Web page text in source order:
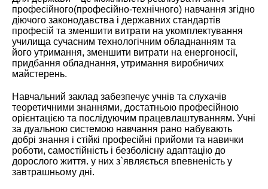
професійного(професійно-технічного) навчання згідно
діючого законодавства і державних стандартів
професій та зменшити витрати на укомплектування
училища сучасним технологічним обладнанням та
його утримання, зменшити витрати на енергоносії,
придбання обладнання, утримання виробничих
майстерень.
Навчальний заклад забезпечує учнів та слухачів
теоретичними знаннями, достатньою професійною
орієнтацією та послідуючим працевлаштуванням. Учні
за дуальною системою навчання рано набувають
добрі знання і стійкі професійні прийоми та навички
роботи, самостійність і безболісну адаптацію до
дорослого життя. у них з`являється впевненість у
завтрашньому дні.